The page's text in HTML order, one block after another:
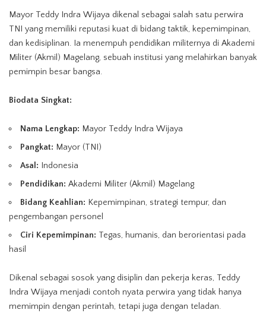
Mayor Teddy Indra Wijaya dikenal sebagai salah satu perwira
TNI yang memiliki reputasi kuat di bidang taktik, kepemimpinan,
dan kedisiplinan. Ia menempuh pendidikan militernya di Akademi
Militer (Akmil) Magelang, sebuah institusi yang melahirkan banyak
pemimpin besar bangsa.
Biodata Singkat:
Nama Lengkap: Mayor Teddy Indra Wijaya
Pangkat: Mayor (TNI)
Asal: Indonesia
Pendidikan: Akademi Militer (Akmil) Magelang
Bidang Keahlian: Kepemimpinan, strategi tempur, dan
pengembangan personel
Ciri Kepemimpinan: Tegas, humanis, dan berorientasi pada
hasil
Dikenal sebagai sosok yang disiplin dan pekerja keras, Teddy
Indra Wijaya menjadi contoh nyata perwira yang tidak hanya
memimpin dengan perintah, tetapi juga dengan teladan.